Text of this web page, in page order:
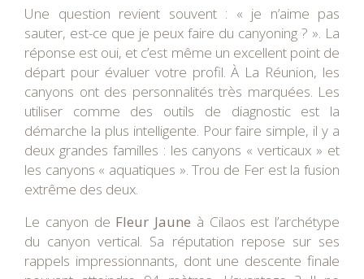
Une question revient souvent : « je n’aime pas
sauter, est-ce que je peux faire du canyoning ? ». La
réponse est oui, et c’est même un excellent point de
départ pour évaluer votre profil. À La Réunion, les
canyons ont des personnalités très marquées. Les
utiliser comme des outils de diagnostic est la
démarche la plus intelligente. Pour faire simple, il y a
deux grandes familles : les canyons « verticaux » et
les canyons « aquatiques ». Trou de Fer est la fusion
extrême des deux.
Le canyon de Fleur Jaune à Cilaos est l’archétype
du canyon vertical. Sa réputation repose sur ses
rappels impressionnants, dont une descente finale